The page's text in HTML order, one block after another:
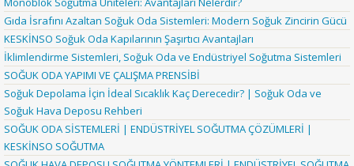
Gıda İsrafını Azaltan Soğuk Oda Sistemleri: Modern Soğuk Zincirin Gücü
KESKİNSO Soğuk Oda Kapılarının Şaşırtıcı Avantajları
İklimlendirme Sistemleri, Soğuk Oda ve Endüstriyel Soğutma Sistemleri
SOĞUK ODA YAPIMI VE ÇALIŞMA PRENSİBİ
Soğuk Depolama İçin İdeal Sıcaklık Kaç Derecedir? | Soğuk Oda ve
Soğuk Hava Deposu Rehberi
SOĞUK ODA SİSTEMLERİ | ENDÜSTRİYEL SOĞUTMA ÇÖZÜMLERİ |
KESKİNSO SOĞUTMA